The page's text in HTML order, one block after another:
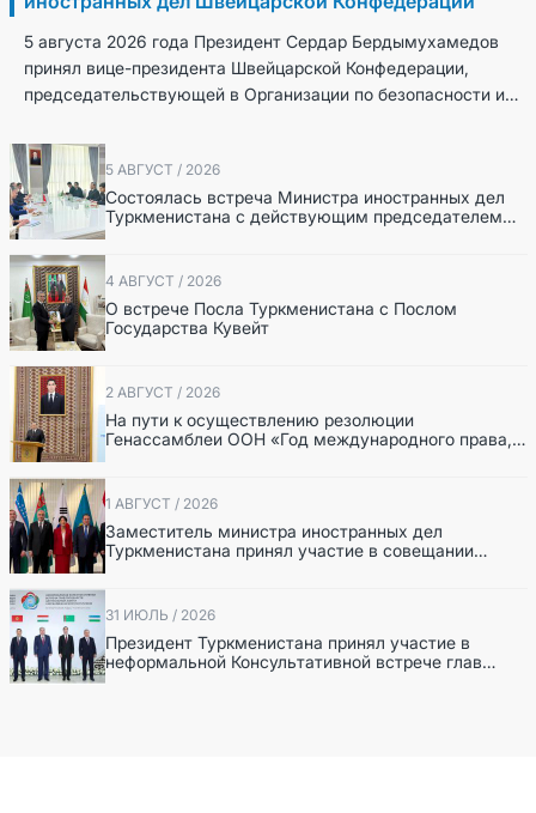
5 августа 2026 года Президент Сердар Бердымухамедов
принял вице-президента Швейцарской Конфедерации,
председательствующей в Организации по безопасности и
5 АВГУСТ / 2026
Состоялась встреча Министра иностранных дел
Туркменистана с действующим председателем
ОБСЕ
4 АВГУСТ / 2026
О встрече Посла Туркменистана с Послом
Государства Кувейт
2 АВГУСТ / 2026
На пути к осуществлению резолюции
Генассамблеи ООН «Год международного права,
2028», инициированной Туркменистаном
1 АВГУСТ / 2026
Заместитель министра иностранных дел
Туркменистана принял участие в совещании
старших должностных лиц Форума
сотрудничества «Центральная Азия – Республика
Корея»
31 ИЮЛЬ / 2026
Президент Туркменистана принял участие в
неформальной Консультативной встрече глав
государств Центральной Азии и Азербайджанской